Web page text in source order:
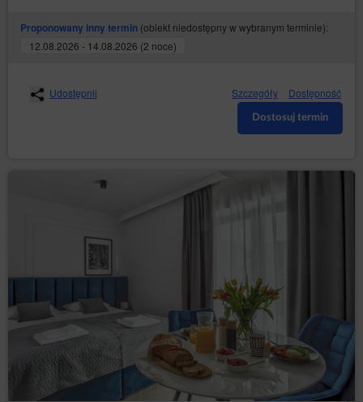
Proponowany inny termin (obiekt niedostępny w wybranym terminie):
12.08.2026 - 14.08.2026 (2 noce)
Udostępnij Szczegóły Dostępność
Dostosuj termin